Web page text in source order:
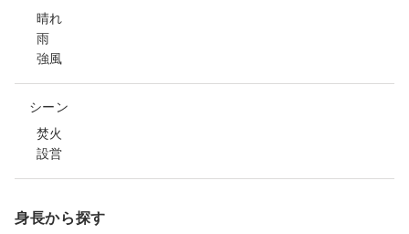
晴れ
雨
強風
シーン
焚火
設営
身長から探す